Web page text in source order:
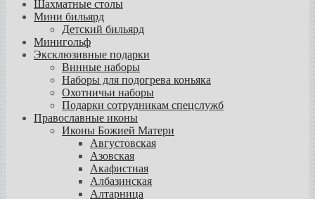
Шахматные столы
Мини бильярд
Детский бильярд
Минигольф
Эксклюзивные подарки
Винные наборы
Наборы для подогрева коньяка
Охотничьи наборы
Подарки сотрудникам спецслужб
Православные иконы
Иконы Божией Матери
Августовская
Азовская
Акафистная
Албазинская
Алтарница